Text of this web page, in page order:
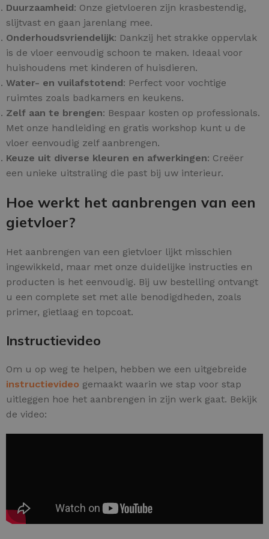
Duurzaamheid: Onze gietvloeren zijn krasbestendig,
slijtvast en gaan jarenlang mee.
Onderhoudsvriendelijk: Dankzij het strakke oppervlak
is de vloer eenvoudig schoon te maken. Ideaal voor
huishoudens met kinderen of huisdieren.
Water- en vuilafstotend: Perfect voor vochtige
ruimtes zoals badkamers en keukens.
Zelf aan te brengen: Bespaar kosten op professionals.
Met onze handleiding en gratis workshop kunt u de
vloer eenvoudig zelf aanbrengen.
Keuze uit diverse kleuren en afwerkingen: Creëer
een unieke uitstraling die past bij uw interieur.
Hoe werkt het aanbrengen van een
gietvloer?
Het aanbrengen van een gietvloer lijkt misschien
ingewikkeld, maar met onze duidelijke instructies en
producten is het eenvoudig. Bij uw bestelling ontvangt
u een complete set met alle benodigdheden, zoals
primer, gietlaag en topcoat.
Instructievideo
Om u op weg te helpen, hebben we een uitgebreide
instructievideo gemaakt waarin we stap voor stap
uitleggen hoe het aanbrengen in zijn werk gaat. Bekijk
de video: